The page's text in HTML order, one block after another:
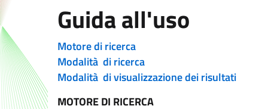
Guida all'uso
Motore di ricerca
Modalità di ricerca
Modalità di visualizzazione dei risultati
MOTORE DI RICERCA